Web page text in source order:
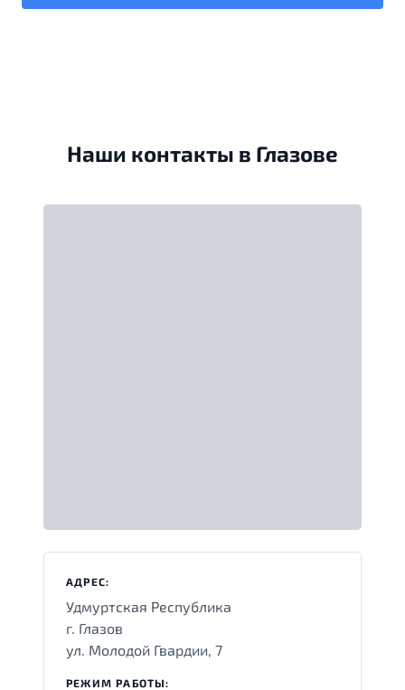
Наши контакты в Глазове
АДРЕС:
Удмуртская Республика
г. Глазов
ул. Молодой Гвардии, 7
РЕЖИМ РАБОТЫ: